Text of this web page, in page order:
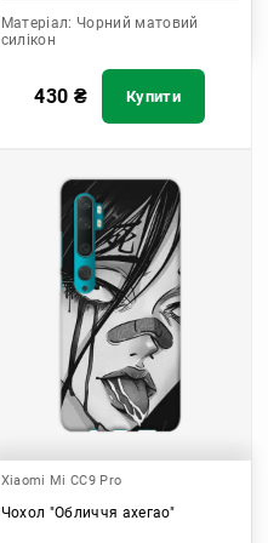
Матеріал: Чорний матовий
силікон
430 ₴ Купити
Xiaomi Mi CC9 Pro
Чохол "Обличчя ахегао"